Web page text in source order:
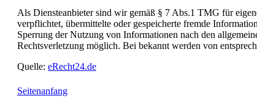
Als Diensteanbieter sind wir gemäß § 7 Abs.1 TMG für
verpflichtet, übermittelte oder gespeicherte fremde
Sperrung der Nutzung von Informationen nach den
Rechtsverletzung möglich. Bei bekannt werden von
Quelle: eRecht24.de
Seitenanfang